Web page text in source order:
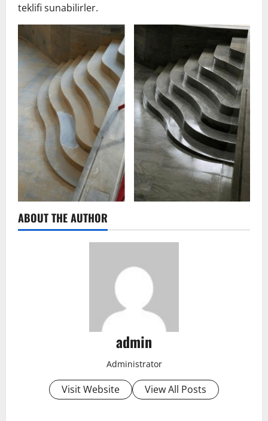
teklifi sunabilirler.
ABOUT THE AUTHOR
admin
Administrator
Visit Website View All Posts